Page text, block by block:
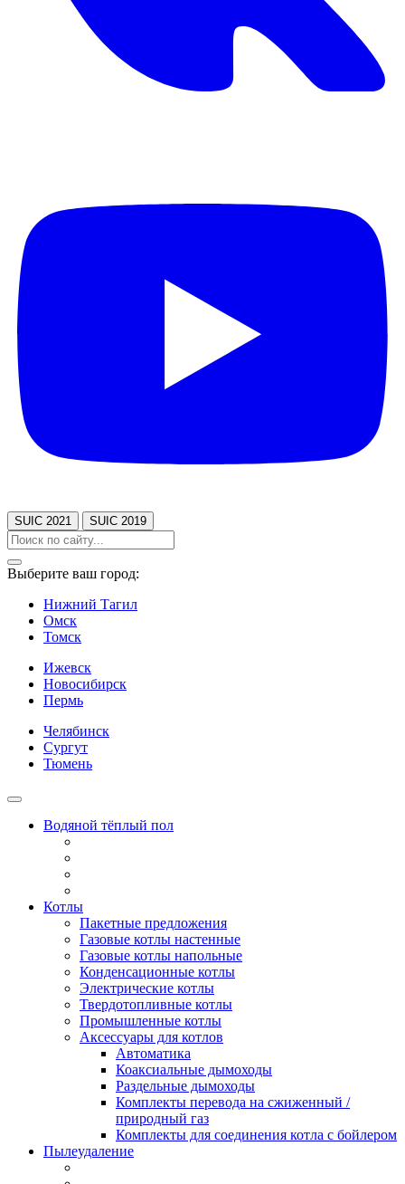
SUIC 2021 SUIC 2019
Выберите ваш город:
Нижний Тагил
Омск
Томск
Ижевск
Новосибирск
Пермь
Челябинск
Сургут
Тюмень
Водяной тёплый пол
Котлы
Пакетные предложения
Газовые котлы настенные
Газовые котлы напольные
Конденсационные котлы
Электрические котлы
Твердотопливные котлы
Промышленные котлы
Аксессуары для котлов
Автоматика
Коаксиальные дымоходы
Раздельные дымоходы
Комплекты перевода на сжиженный /
природный газ
Комплекты для соединения котла с бойлером
Пылеудаление